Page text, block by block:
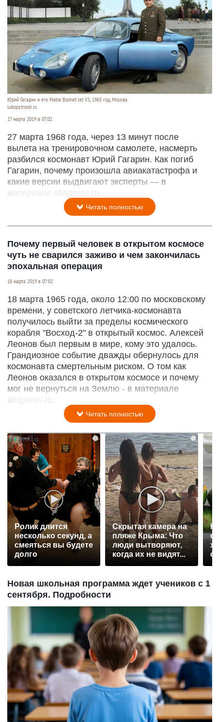
Юрий Гагарин и его Matra Bonnet Jet VS, 1965 год, Москва.
lubopytnosti.ru
27 марта 2019 в 07:02
27 марта 1968 года, через 13 минут после
вылета на тренировочном самолете, насмерть
разбился космонавт Юрий Гагарин. Как погиб
Гагарин, почему произошла авиакатастрофа и
какие версии выдвигают эксперты — в
материале altapress.ru.
Читать полностью
Почему первый человек в открытом космосе
чуть не сварился заживо и чем закончилась
эпохальная операция
18 марта 2019 в 07:02
18 марта 1965 года, около 12:00 по московскому
времени, у советского летчика-космонавта
получилось выйти за пределы космического
корабля "Восход-2" в открытый космос. Алексей
Леонов был первым в мире, кому это удалось.
Грандиозное событие дважды обернулось для
космонавта смертельным риском. О том как
Леонов оказался в открытом космосе и почему
мог не вернуться на Землю - в материале
altapress.ru.
Читать полностью
Ролик длится
несколько секунд, а
смеяться вы будете
долго
i
Скрытая камера на
пляже Крыма: Что
люди вытворяют,
когда их не видят...
Новая школьная программа ждет учеников с 1
сентября. Подробности